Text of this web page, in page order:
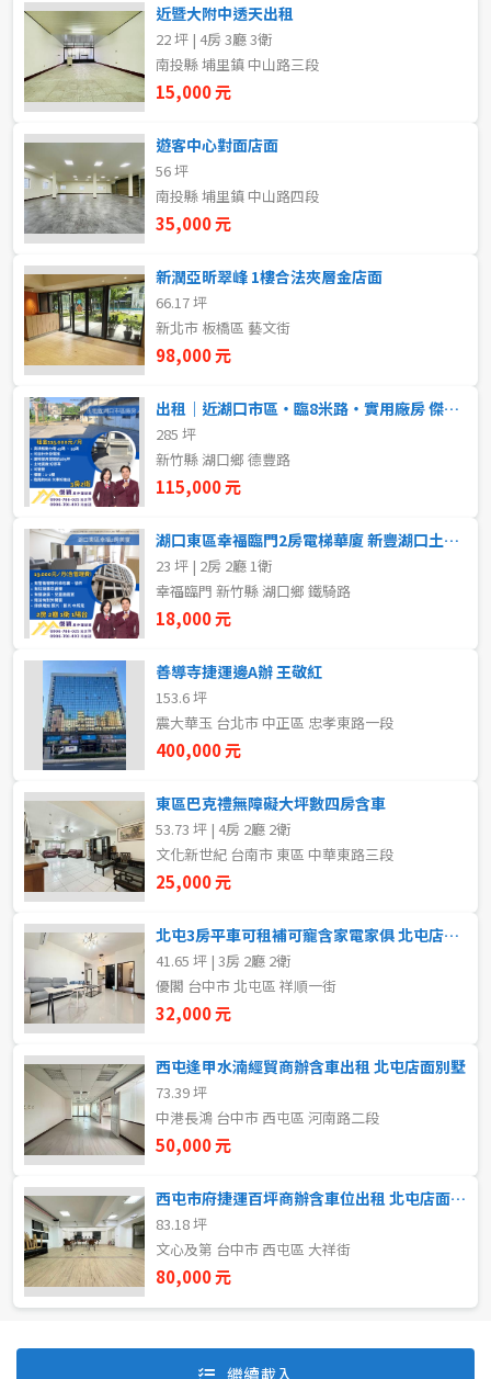
預設排序
台南市
高雄市
屏東縣
台東縣
花蓮縣
金門連江
60~70 坪 70~80 坪
80坪以上
~
樓層
不拘
1樓
3樓
5~10樓
21樓以上
~ 樓
格局
不拘
1房
2房 3房
租金(元)
自租
房東自租
近暨大附中透天出租
22 坪 | 4房 3廳 3衛
南投縣 埔里鎮 中山路三段
15,000 元
遊客中心對面店面
56 坪
南投縣 埔里鎮 中山路四段
35,000 元
新潤亞昕翠峰 1樓合法夾層金店面
66.17 坪
新北市 板橋區 藝文街
98,000 元
出租｜近湖口市區・臨8米路・實用廠房 傑穎房仲 新豐湖口土地
285 坪
新竹縣 湖口鄉 德豐路
115,000 元
湖口東區幸福臨門2房電梯華廈 新豐湖口土地 傑穎房仲理想家
23 坪 | 2房 2廳 1衛
幸福臨門 新竹縣 湖口鄉 鐵騎路
18,000 元
善導寺捷運邊A辦 王敬紅
153.6 坪
震大華玉 台北市 中正區 忠孝東路一段
400,000 元
東區巴克禮無障礙大坪數四房含車
53.73 坪 | 4房 2廳 2衛
文化新世紀 台南市 東區 中華東路三段
25,000 元
北屯3房平車可租補可寵含家電家俱 北屯店面別墅
41.65 坪 | 3房 2廳 2衛
優閣 台中市 北屯區 祥順一街
32,000 元
西屯逢甲水湳經貿商辦含車出租 北屯店面別墅
73.39 坪
中港長鴻 台中市 西屯區 河南路二段
50,000 元
西屯市府捷運百坪商辦含車位出租 北屯店面別墅
83.18 坪
文心及第 台中市 西屯區 大祥街
80,000 元
繼續載入